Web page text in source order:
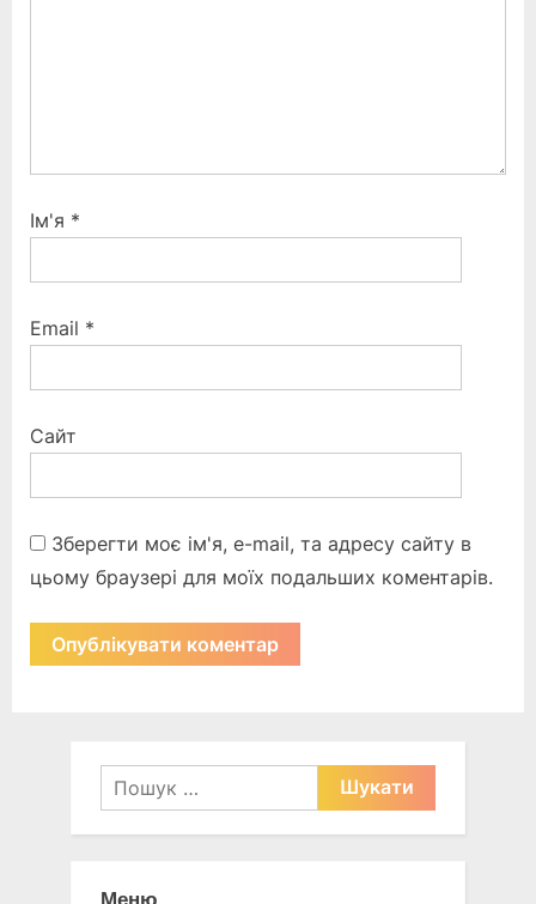
Ім'я *
Email *
Сайт
Зберегти моє ім'я, e-mail, та адресу сайту в
цьому браузері для моїх подальших коментарів.
Пошук: